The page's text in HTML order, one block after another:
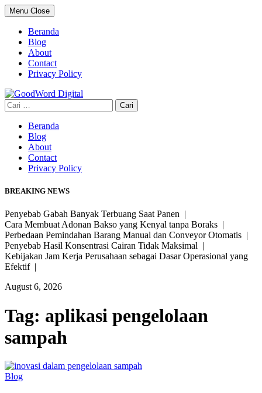
Skip
to
content
Menu Close
Beranda
Blog
About
Contact
Privacy Policy
Cari
untuk:
Beranda
Blog
About
Contact
Privacy Policy
BREAKING NEWS
Penyebab Gabah Banyak Terbuang Saat Panen |
Cara Membuat Adonan Bakso yang Kenyal tanpa Boraks |
Perbedaan Pemindahan Barang Manual dan Conveyor Otomatis |
Penyebab Hasil Konsentrasi Cairan Tidak Maksimal |
Kebijakan Jam Kerja Perusahaan sebagai Dasar Operasional yang
Efektif |
August 6, 2026
Tag: aplikasi pengelolaan
sampah
Blog